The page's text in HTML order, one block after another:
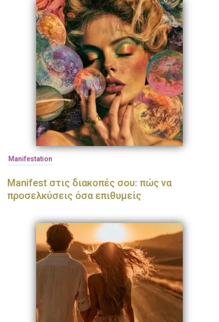
Manifestation
Manifest στις διακοπές σου: πώς να
προσελκύσεις όσα επιθυμείς